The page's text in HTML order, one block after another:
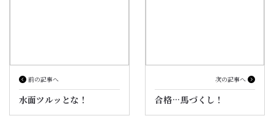
前の記事へ
水面ツルッとな！
次の記事へ
合格…馬づくし！